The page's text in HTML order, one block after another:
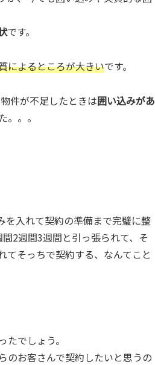
です。
によるところが大きいです。
件が不足したときは囲い込みがあ
。。
を入れて契約の準備まで完璧に整
2週間3週間と引っ張られて、そ
てそっちで契約する、なんてこと
でしょう。
のお客さんで契約したいと思うの